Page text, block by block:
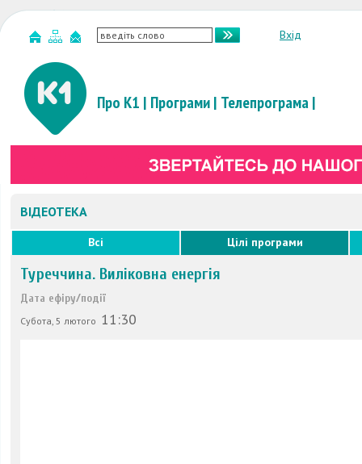
Вхід
Про К1 | Програми| Телепрограма|
ВІДЕОТЕКА
Всі Цілі програми
Туреччина. Виліковна енергія
Дата ефіру/події
Субота, 5 лютого 11:30